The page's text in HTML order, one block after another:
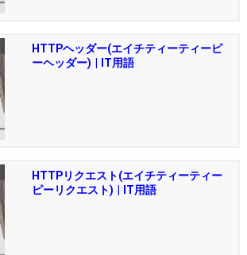
HTTPヘッダー(エイチティーティーピ
ーヘッダー) | IT用語
HTTPリクエスト(エイチティーティー
ピーリクエスト) | IT用語